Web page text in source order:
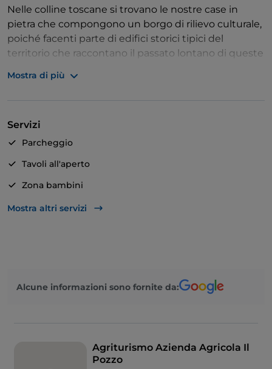
Nelle colline toscane si trovano le nostre case in
pietra che compongono un borgo di rilievo culturale,
poiché facenti parte di edifici storici tipici del
territorio che raccontano il passato lontano di queste
potrete quindi soggiornare nei nostri appartamenti
offriamo la possibilità di assaggiare i nostri piatti fatti
per lo più con ingredienti toscani e impreziositi dal
nostro zafferano, le nostre marmellate e da gustare
accompagnate dal nostro Moscatello di Subbiano,
Mostra di più
Servizi
Parcheggio
Tavoli all'aperto
Zona bambini
Si parla spagnolo
Si parla francese
Mostra altri servizi
Alcune informazioni sono fornite da:
Agriturismo Azienda Agricola Il
Pozzo